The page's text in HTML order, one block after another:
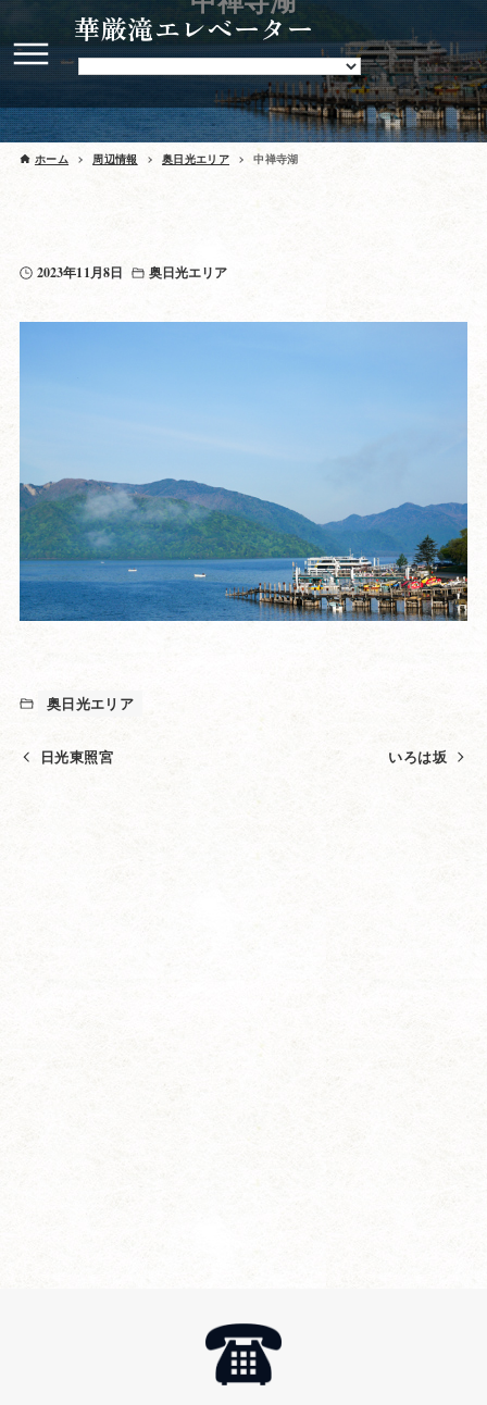
華厳滝エレベーター
ホーム 周辺情報 奥日光エリア 中禅寺湖
2023年11月8日 奥日光エリア
奥日光エリア
日光東照宮 いろは坂